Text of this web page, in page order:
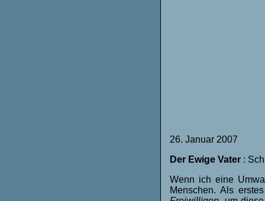
26. Januar 2007
Der Ewige Vater :
Wenn ich eine
Menschen. Als